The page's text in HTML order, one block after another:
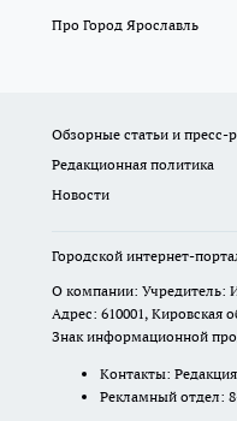
Про Город Ярославль
Обзорные статьи и пресс-
Редакционная политика
Новости
Городской интернет-
О компании: Учредитель:
Адрес: 610001, Кировская
Знак информационной
Контакты:
Рекламный отдел: